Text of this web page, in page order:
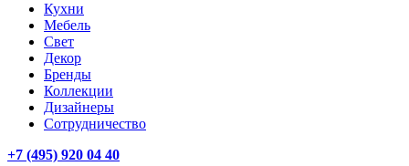
Кухни
Мебель
Свет
Декор
Бренды
Коллекции
Дизайнеры
Сотрудничество
+7 (495) 920 04 40